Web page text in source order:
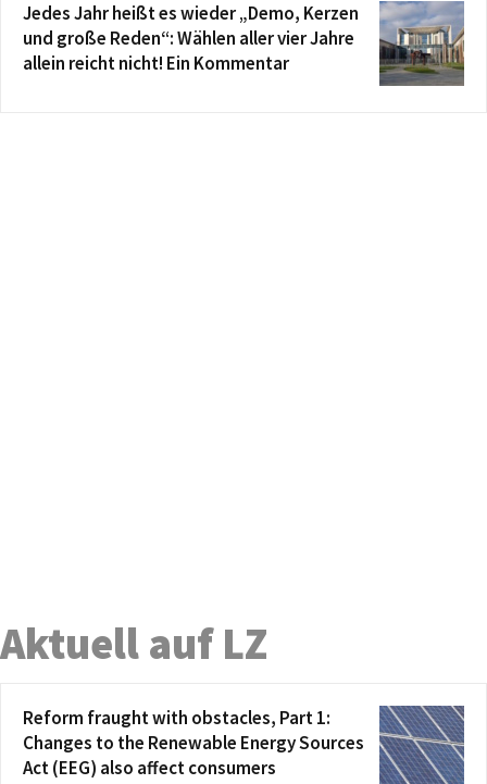
Jedes Jahr heißt es wieder „Demo, Kerzen
und große Reden“: Wählen aller vier Jahre
allein reicht nicht! Ein Kommentar
Aktuell auf LZ
Reform fraught with obstacles, Part 1:
Changes to the Renewable Energy Sources
Act (EEG) also affect consumers